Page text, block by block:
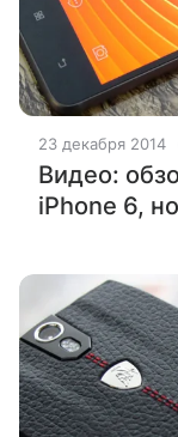
23 декабря 2014
Видео:
iPhone 6,